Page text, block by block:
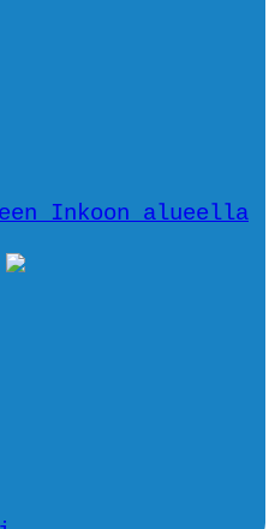
Inkoon alueella